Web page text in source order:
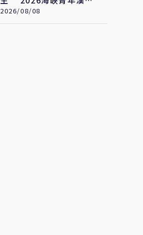
文化交流薈在福州舉辦
2026/08/08